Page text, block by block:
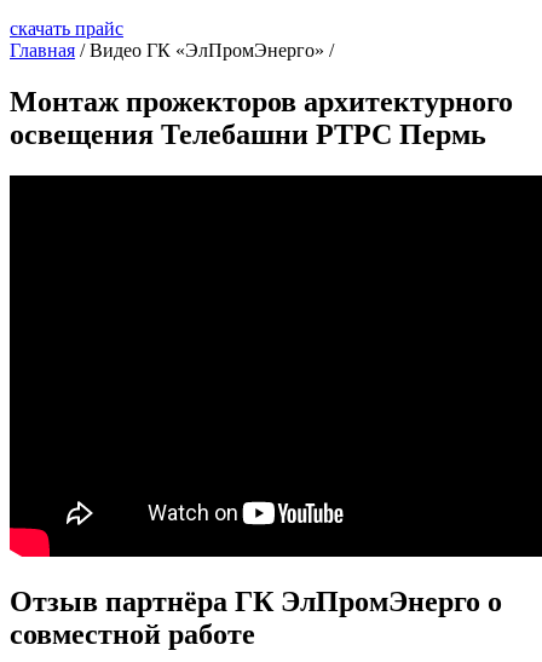
скачать прайс
Главная / Видео ГК «ЭлПромЭнерго» /
Монтаж прожекторов архитектурного
освещения Телебашни РТРС Пермь
Отзыв партнёра ГК ЭлПромЭнерго о
совместной работе